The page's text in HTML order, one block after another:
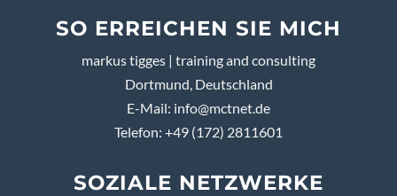
SO ERREICHEN SIE MICH
markus tigges | training and consulting
Dortmund, Deutschland
E-Mail: info@mctnet.de
Telefon: +49 (172) 2811601
SOZIALE NETZWERKE